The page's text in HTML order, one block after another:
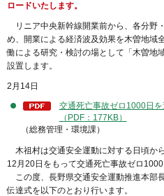
ロードいたします。
リニア中央新幹線開業前から、各分野
め、開業による経済波及効果を木曽地域
働による研究・検討の場として「木曽地
設置します。
2月14日
交通死亡事故ゼロ1000日
（PDF：177KB）
（総務管理・環境課）
木祖村は交通安全運動に対する日頃か
12月20日をもって交通死亡事故ゼロ1000
この度、長野県交通安全運動推進本部
伝達式を以下のとおり行います。